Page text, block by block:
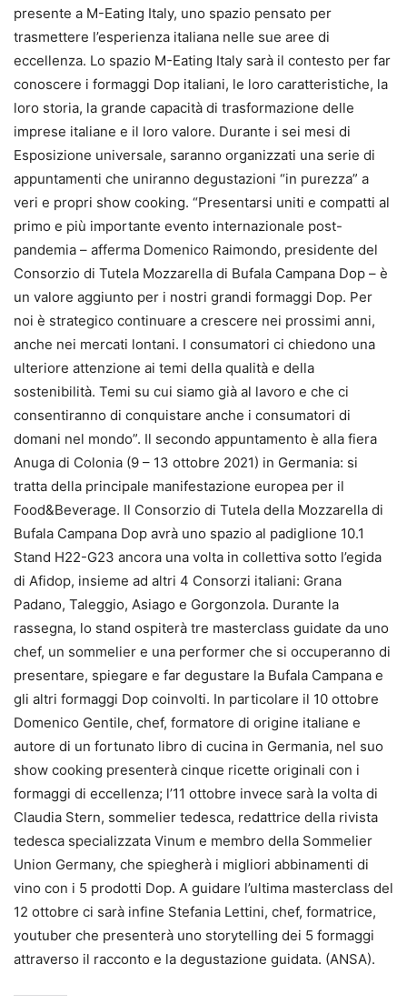
presente a M-Eating Italy, uno spazio pensato per
trasmettere l’esperienza italiana nelle sue aree di
eccellenza. Lo spazio M-Eating Italy sarà il contesto per far
conoscere i formaggi Dop italiani, le loro caratteristiche, la
loro storia, la grande capacità di trasformazione delle
imprese italiane e il loro valore. Durante i sei mesi di
Esposizione universale, saranno organizzati una serie di
appuntamenti che uniranno degustazioni “in purezza” a
veri e propri show cooking. “Presentarsi uniti e compatti al
primo e più importante evento internazionale post-
pandemia – afferma Domenico Raimondo, presidente del
Consorzio di Tutela Mozzarella di Bufala Campana Dop – è
un valore aggiunto per i nostri grandi formaggi Dop. Per
noi è strategico continuare a crescere nei prossimi anni,
anche nei mercati lontani. I consumatori ci chiedono una
ulteriore attenzione ai temi della qualità e della
sostenibilità. Temi su cui siamo già al lavoro e che ci
consentiranno di conquistare anche i consumatori di
domani nel mondo”. Il secondo appuntamento è alla fiera
Anuga di Colonia (9 – 13 ottobre 2021) in Germania: si
tratta della principale manifestazione europea per il
Food&Beverage. Il Consorzio di Tutela della Mozzarella di
Bufala Campana Dop avrà uno spazio al padiglione 10.1
Stand H22-G23 ancora una volta in collettiva sotto l’egida
di Afidop, insieme ad altri 4 Consorzi italiani: Grana
Padano, Taleggio, Asiago e Gorgonzola. Durante la
rassegna, lo stand ospiterà tre masterclass guidate da uno
chef, un sommelier e una performer che si occuperanno di
presentare, spiegare e far degustare la Bufala Campana e
gli altri formaggi Dop coinvolti. In particolare il 10 ottobre
Domenico Gentile, chef, formatore di origine italiane e
autore di un fortunato libro di cucina in Germania, nel suo
show cooking presenterà cinque ricette originali con i
formaggi di eccellenza; l’11 ottobre invece sarà la volta di
Claudia Stern, sommelier tedesca, redattrice della rivista
tedesca specializzata Vinum e membro della Sommelier
Union Germany, che spiegherà i migliori abbinamenti di
vino con i 5 prodotti Dop. A guidare l’ultima masterclass del
12 ottobre ci sarà infine Stefania Lettini, chef, formatrice,
youtuber che presenterà uno storytelling dei 5 formaggi
attraverso il racconto e la degustazione guidata. (ANSA).